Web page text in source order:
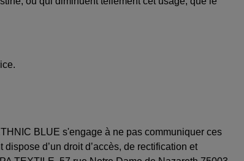
BLUE s'engage à ne pas communiquer ces
d’un droit d’accès, de rectification et